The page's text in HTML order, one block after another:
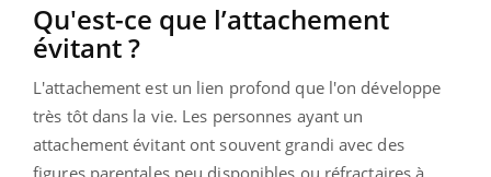
Qu'est-ce que l’attachement
évitant ?
L'attachement est un lien profond que l'on développe
très tôt dans la vie. Les personnes ayant un
attachement évitant ont souvent grandi avec des